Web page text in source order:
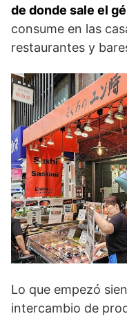
de donde sale el
consume en las
restaurantes y
Lo que empezó
intercambio de